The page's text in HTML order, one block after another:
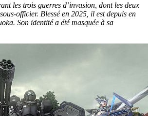
les trois guerres d’invasion, dont les deux
officier. Blessé en 2025, il est depuis en
Son identité a été masquée à sa